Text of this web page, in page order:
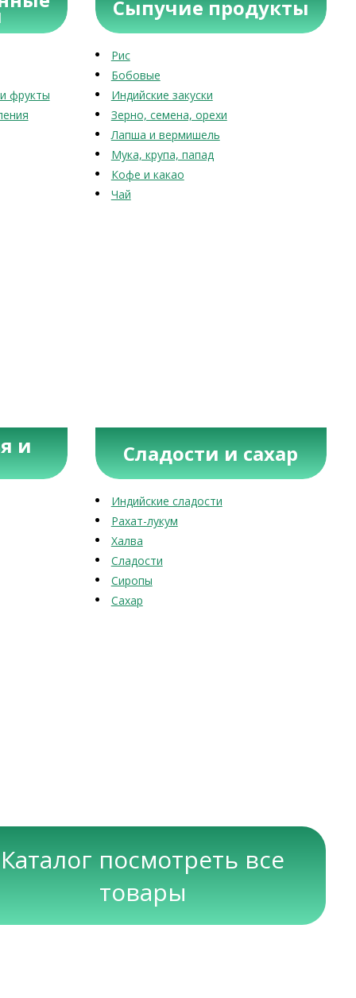
фрукты
Сыпучие продукты
Рис
Бобовые
Индийские закуски
Зерно, семена, орехи
Лапша и вермишель
Мука, крупа, папад
Кофе и какао
Чай
и Сладости и сахар
Индийские сладости
Рахат-лукум
Халва
Сладости
Сиропы
Сахар
Каталог посмотреть все
товары